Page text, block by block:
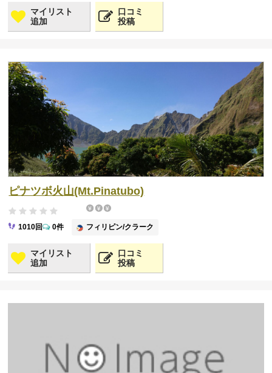
マイリスト
追加
口コミ
投稿
マイリスト
追加
口コミ
投稿
ピナツボ火山(Mt.Pinatubo)
フィリピン/クラーク
1010回 0件